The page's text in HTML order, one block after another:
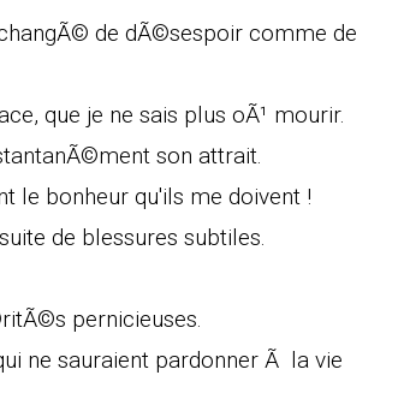
de dÃ©sespoir comme de
que je ne sais plus oÃ¹ mourir.
son attrait.
le bonheur qu'ils me doivent !
de blessures subtiles.
pernicieuses.
ne sauraient pardonner Ã la vie